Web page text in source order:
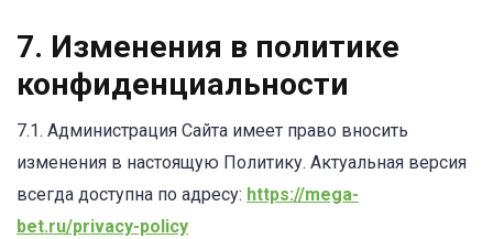
7. Изменения в политике
конфиденциальности
7.1. Администрация Сайта имеет право вносить
изменения в настоящую Политику. Актуальная версия
всегда доступна по адресу: https://mega-
bet.ru/privacy-policy